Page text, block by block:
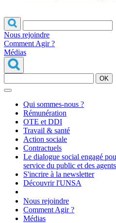
Nous rejoindre
Comment Agir ?
Médias
OK
Qui sommes-nous ?
Rémunération
OTE et DDI
Travail & santé
Action sociale
Contractuels
Le dialogue social engagé
service du public et des agents
S'incrire à la newsletter
Découvrir l'UNSA
Nous rejoindre
Comment Agir ?
Médias